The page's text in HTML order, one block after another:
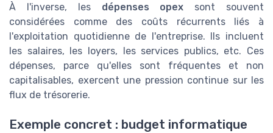
À l'inverse, les dépenses opex sont souvent
considérées comme des coûts récurrents liés à
l'exploitation quotidienne de l'entreprise. Ils incluent
les salaires, les loyers, les services publics, etc. Ces
dépenses, parce qu'elles sont fréquentes et non
capitalisables, exercent une pression continue sur les
flux de trésorerie.
Exemple concret : budget informatique